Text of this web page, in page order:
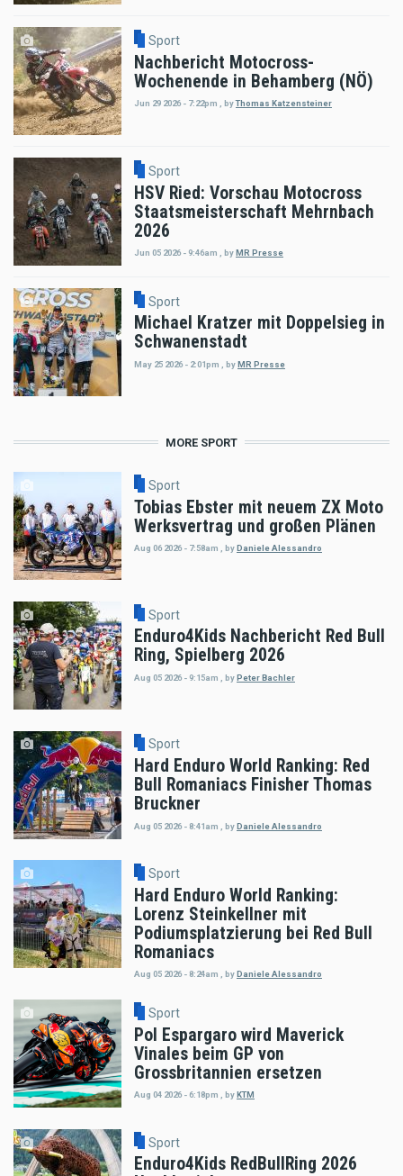
Sport
Nachbericht Motocross-
Wochenende in Behamberg (NÖ)
Jun 29 2026 - 7:22pm byThomas Katzensteiner
Sport
HSV Ried: Vorschau Motocross
Staatsmeisterschaft Mehrnbach
2026
Jun 05 2026 - 9:46am byMR Presse
Sport
Michael Kratzer mit Doppelsieg in
Schwanenstadt
May 25 2026 - 2:01pm byMR Presse
MORE SPORT
Sport
Tobias Ebster mit neuem ZX Moto
Werksvertrag und großen Plänen
Aug 06 2026 - 7:58am byDaniele Alessandro
Sport
Enduro4Kids Nachbericht Red Bull
Ring, Spielberg 2026
Aug 05 2026 - 9:15am byPeter Bachler
Sport
Hard Enduro World Ranking: Red
Bull Romaniacs Finisher Thomas
Bruckner
Aug 05 2026 - 8:41am byDaniele Alessandro
Sport
Hard Enduro World Ranking:
Lorenz Steinkellner mit
Podiumsplatzierung bei Red Bull
Romaniacs
Aug 05 2026 - 8:24am , byDaniele Alessandro
Sport
Pol Espargaro wird Maverick
Vinales beim GP von
Grossbritannien ersetzen
Aug 04 2026 - 6:18pm byKTM
Sport
Enduro4Kids RedBullRing 2026